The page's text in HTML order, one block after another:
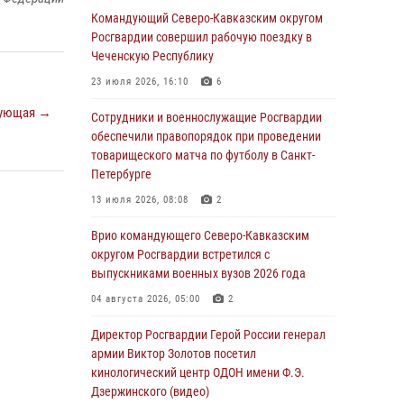
→
Заместитель директора Росгвардии генерал-
полковник Владислав Ершов поздравил
военнослужащих и сотрудников ведомства с
Днем физкультурника
«Росгвардия. Вехи истории»: первая
антитеррористическая операция войск
правопорядка
07 августа 2026, 15:28
В Башкортостане при силовой поддержке
спецназа Росгвардии пресечена
противоправная деятельность, связанная с
пропагандой терроризма (видео)
В Югре при содействии спецназа Росгвардии
пресечено более 180 нарушений
миграционного законодательства
Командующий Северо-Кавказским округом
Росгвардии совершил рабочую поездку в
Чеченскую Республику
23 июля 2026, 16:10 6
Сотрудники и военнослужащие Росгвардии
обеспечили правопорядок при проведении
товарищеского матча по футболу в Санкт-
Петербурге
13 июля 2026, 08:08 2
Врио командующего Северо-Кавказским
округом Росгвардии встретился с
выпускниками военных вузов 2026 года
04 августа 2026, 05:00 2
Директор Росгвардии Герой России генерал
армии Виктор Золотов посетил
кинологический центр ОДОН имени Ф.Э.
Дзержинского (видео)